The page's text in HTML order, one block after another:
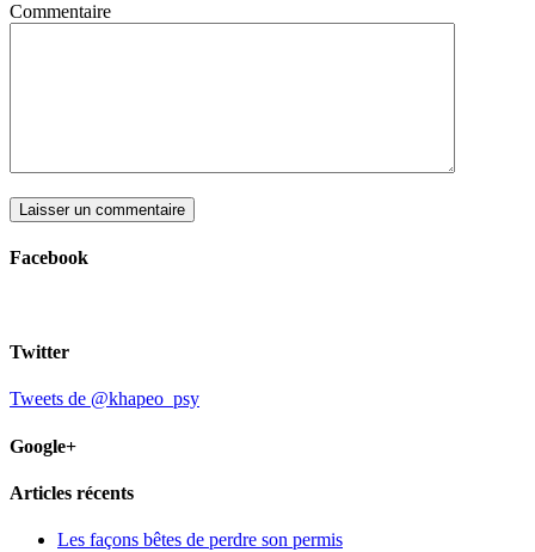
Commentaire
Facebook
Twitter
Tweets de @khapeo_psy
Google+
Articles récents
Les façons bêtes de perdre son permis